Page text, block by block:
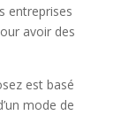
entreprises
avoir des
est basé
mode de